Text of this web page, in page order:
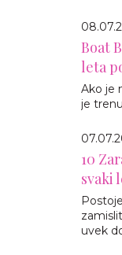
Boat
leta
Ako je
je
10
svaki
uvek